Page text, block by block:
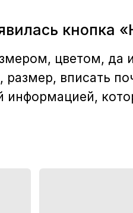
кнопка
цветом, да
вписать
информацией,